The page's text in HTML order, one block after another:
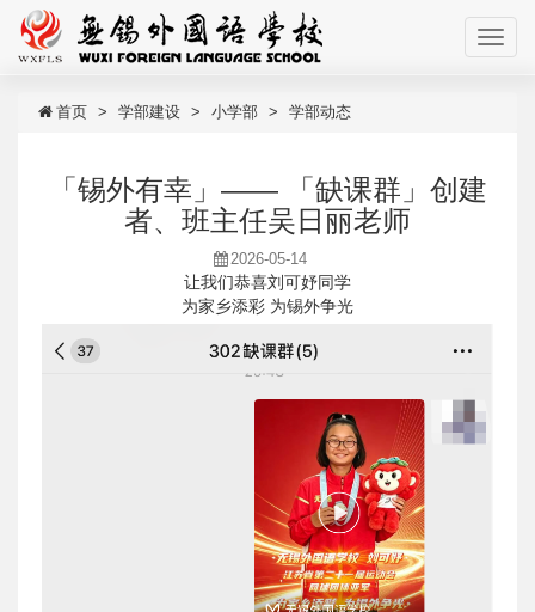
首页 学部建设 小学部 学部动态
「锡外有幸」—— 「缺课群」创建
者、班主任吴日丽老师
2026-05-14
让我们恭喜刘可妤同学
为家乡添彩 为锡外争光